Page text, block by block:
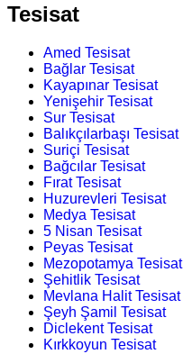
Tesisat
Amed Tesisat
Bağlar Tesisat
Kayapınar Tesisat
Yenişehir Tesisat
Sur Tesisat
Balıkçılarbaşı Tesisat
Suriçi Tesisat
Bağcılar Tesisat
Fırat Tesisat
Huzurevleri Tesisat
Medya Tesisat
5 Nisan Tesisat
Peyas Tesisat
Mezopotamya Tesisat
Şehitlik Tesisat
Mevlana Halit Tesisat
Şeyh Şamil Tesisat
Diclekent Tesisat
Kırkkoyun Tesisat